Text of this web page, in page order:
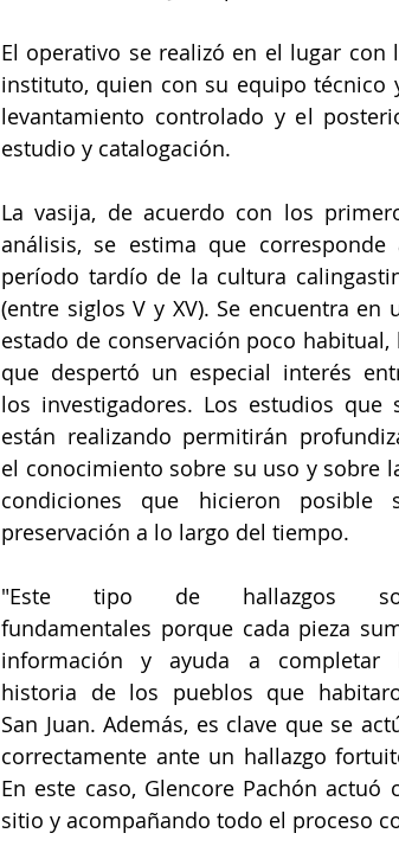
El operativo se realizó en el lugar
instituto, quien con su equipo técnico
levantamiento controlado y el
estudio y catalogación.
La vasija, de acuerdo con los
análisis, se estima que corresponde
período tardío de la cultura
(entre siglos V y XV). Se encuentra en
estado de conservación poco habitual,
que despertó un especial interés
los investigadores. Los estudios que
están realizando permitirán
el conocimiento sobre su uso y sobre
condiciones que hicieron posible
preservación a lo largo del tiempo.
"Este tipo de hallazgos
fundamentales porque cada pieza
información y ayuda a completar
historia de los pueblos que
San Juan. Además, es clave que se
correctamente ante un hallazgo
En este caso, Glencore Pachón
sitio y acompañando todo el proceso